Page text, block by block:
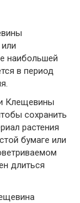
наибольшей
в период
Клещевины
сохранить
растения
бумаге или
длиться